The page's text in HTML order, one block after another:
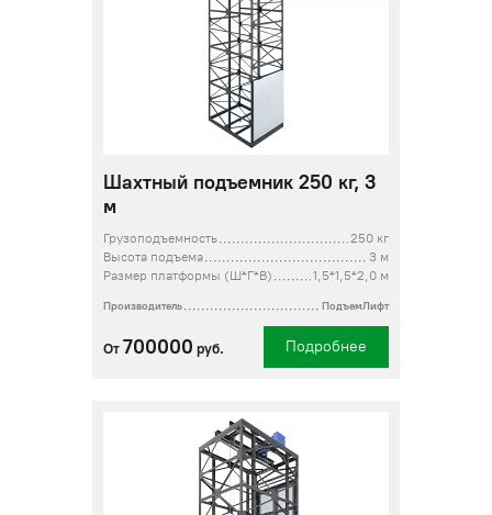
Шахтный подъемник 250 кг, 3
м
Грузоподъемность
250 кг
Высота подъема
3 м
Размер платформы (Ш*Г*В)
1,5*1,5*2,0 м
Производитель ПодъемЛифт
От 700000 руб. Подробнее